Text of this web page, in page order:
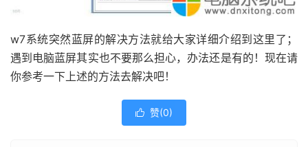
w7系统突然蓝屏的解决方法就给大家详细介绍到这里了；
遇到电脑蓝屏其实也不要那么担心，办法还是有的！现在请
你参考一下上述的方法去解决吧！
 赞(0)